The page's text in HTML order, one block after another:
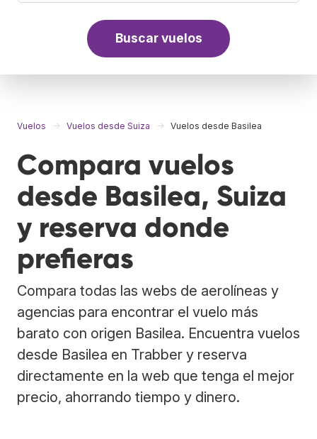
Buscar vuelos
Vuelos Vuelos desde Suiza Vuelos desde Basilea
Compara vuelos
desde Basilea, Suiza
y reserva donde
prefieras
Compara todas las webs de aerolíneas y
agencias para encontrar el vuelo más
barato con origen Basilea. Encuentra vuelos
desde Basilea en Trabber y reserva
directamente en la web que tenga el mejor
precio, ahorrando tiempo y dinero.